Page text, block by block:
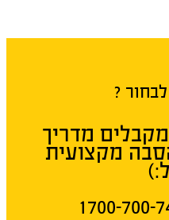
?
מדריך
מקצועית